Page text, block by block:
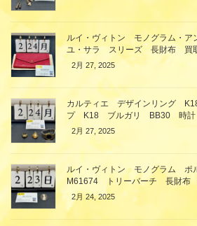
ルイ・ヴィトン モノグラム・
ユ・サラ スリーズ 長財布 買
2月 27, 2025
カルティエ デザインリング
プ K18 ブルガリ BB30 時
2月 27, 2025
ルイ・ヴィトン モノグラム ポ
M61674 トリーバーチ 長財布
2月 24, 2025